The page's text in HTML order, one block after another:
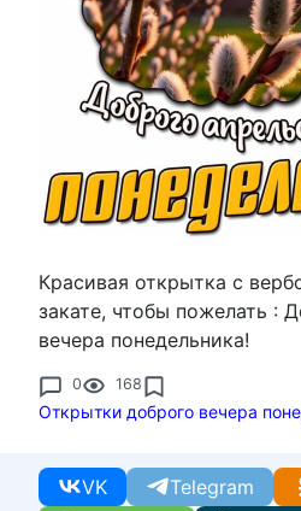
Красивая открытка с
закате, чтобы пожелать :
вечера понедельника!
0 168
Открытки доброго вечера
VK Telegram